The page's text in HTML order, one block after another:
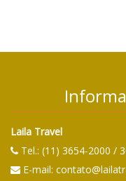
Laila Travel
Tel.: (11) 3654-2000 /
E-mail: